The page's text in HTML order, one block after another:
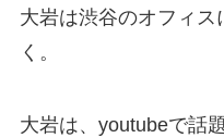
大岩は渋谷のオフィ
く。
大岩は、youtubeで話